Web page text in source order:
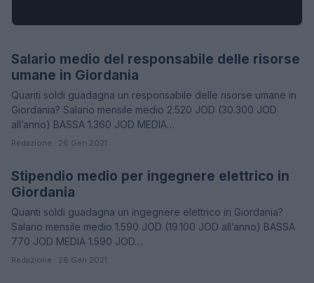
STIPENDI
Salario medio del responsabile delle risorse
umane in Giordania
Quanti soldi guadagna un responsabile delle risorse umane in
Giordania? Salario mensile medio 2.520 JOD (30.300 JOD
all’anno) BASSA 1.360 JOD MEDIA…
Redazione · 26 Gen 2021
STIPENDI
Stipendio medio per ingegnere elettrico in
Giordania
Quanti soldi guadagna un ingegnere elettrico in Giordania?
Salario mensile medio 1.590 JOD (19.100 JOD all’anno) BASSA
770 JOD MEDIA 1.590 JOD…
Redazione · 26 Gen 2021